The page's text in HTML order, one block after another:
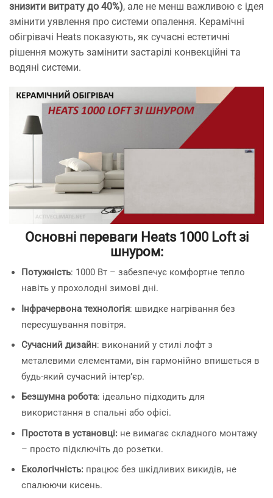
знизити витрату до 40%), але не менш важливою є ідея
змінити уявлення про системи опалення. Керамічні
обігрівачі Heats показують, як сучасні естетичні
рішення можуть замінити застарілі конвекційні та
водяні системи.
Основні переваги Heats 1000 Loft зі
шнуром:
Потужність: 1000 Вт – забезпечує комфортне тепло
навіть у прохолодні зимові дні.
Інфрачервона технологія: швидке нагрівання без
пересушування повітря.
Сучасний дизайн: виконаний у стилі лофт з
металевими елементами, він гармонійно впишеться в
будь-який сучасний інтер’єр.
Безшумна робота: ідеально підходить для
використання в спальні або офісі.
Простота в установці: не вимагає складного монтажу
– просто підключіть до розетки.
Екологічність: працює без шкідливих викидів, не
спалюючи кисень.